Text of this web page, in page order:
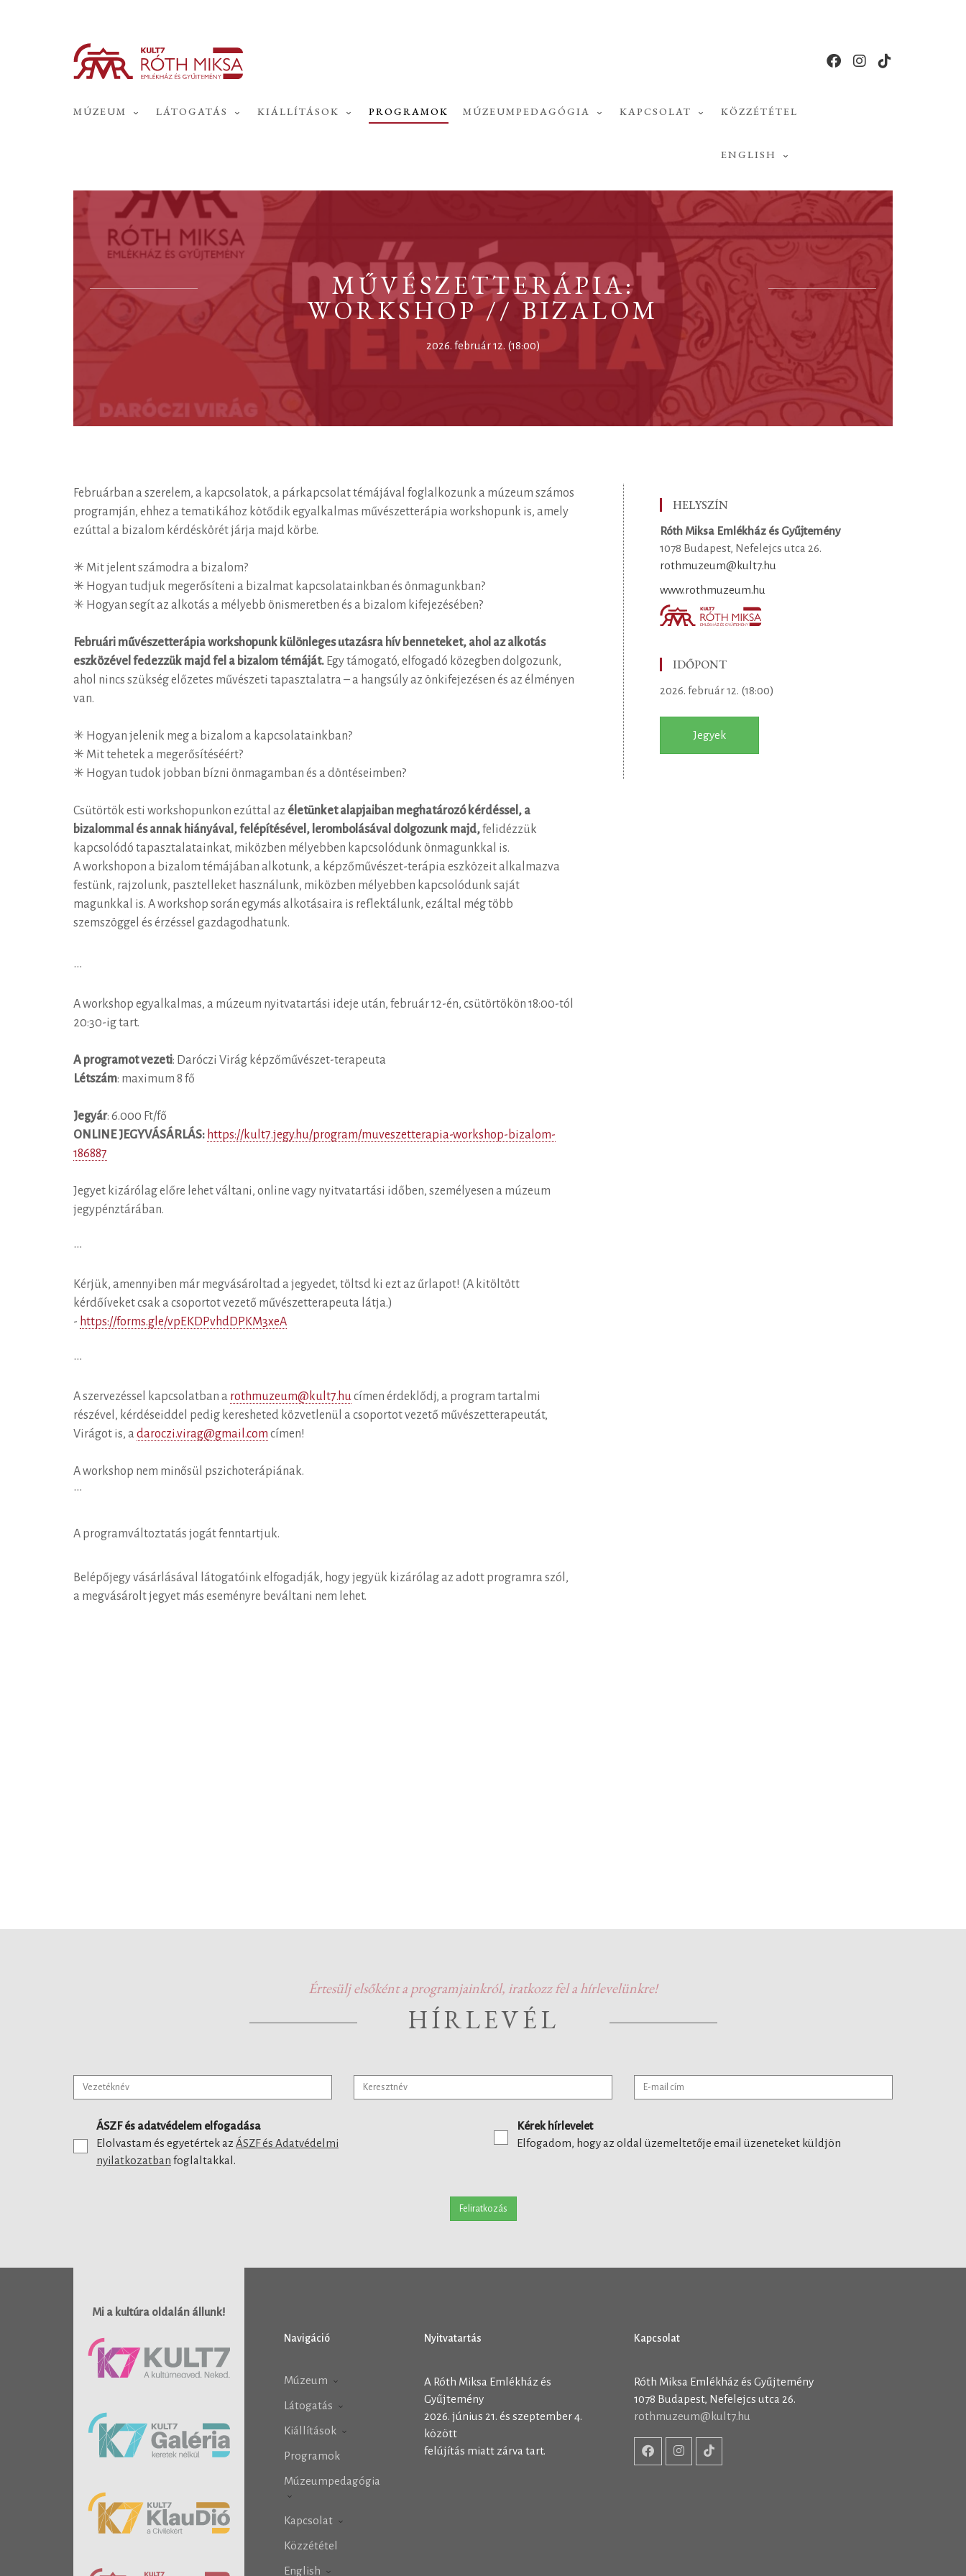
MÚZEUM LÁTOGATÁS KIÁLLÍTÁSOK PROGRAMOK MÚZEUMPEDAGÓGIA KAPCSOLAT KÖZZÉTÉTEL
ENGLISH
MŰVÉSZETTERÁPIA:
WORKSHOP // BIZALOM
2026. február 12. (18:00)
Februárban a szerelem, a kapcsolatok, a párkapcsolat témájával foglalkozunk a múzeum számos
programján, ehhez a tematikához kötődik egyalkalmas művészetterápia workshopunk is, amely
ezúttal a bizalom kérdéskörét járja majd körbe.
✳︎ Mit jelent számodra a bizalom?
✳︎ Hogyan tudjuk megerősíteni a bizalmat kapcsolatainkban és önmagunkban?
✳︎ Hogyan segít az alkotás a mélyebb önismeretben és a bizalom kifejezésében?
Februári művészetterápia workshopunk különleges utazásra hív benneteket, ahol az alkotás
eszközével fedezzük majd fel a bizalom témáját. Egy támogató, elfogadó közegben dolgozunk,
ahol nincs szükség előzetes művészeti tapasztalatra – a hangsúly az önkifejezésen és az élményen
van.
✳︎ Hogyan jelenik meg a bizalom a kapcsolatainkban?
✳︎ Mit tehetek a megerősítéséért?
✳︎ Hogyan tudok jobban bízni önmagamban és a döntéseimben?
Csütörtök esti workshopunkon ezúttal az életünket alapjaiban meghatározó kérdéssel, a
bizalommal és annak hiányával, felépítésével, lerombolásával dolgozunk majd,felidézzük
kapcsolódó tapasztalatainkat, miközben mélyebben kapcsolódunk önmagunkkal is.
A workshopon a bizalom témájában alkotunk, a képzőművészet-terápia eszközeit alkalmazva
festünk, rajzolunk, pasztelleket használunk, miközben mélyebben kapcsolódunk saját
magunkkal is. A workshop során egymás alkotásaira is reflektálunk, ezáltal még több
szemszöggel és érzéssel gazdagodhatunk.
•••
A workshop egyalkalmas, a múzeum nyitvatartási ideje után, február 12-én, csütörtökön 18:00-tól
20:30-ig tart.
A programot vezeti: Daróczi Virág képzőművészet-terapeuta
Létszám: maximum 8 fő
Jegyár: 6.000 Ft/fő
ONLINE JEGYVÁSÁRLÁS: https://kult7.jegy.hu/program/muveszetterapia-workshop-bizalom-
186887
Jegyet kizárólag előre lehet váltani, online vagy nyitvatartási időben, személyesen a múzeum
jegypénztárában.
•••
Kérjük, amennyiben már megvásároltad a jegyedet, töltsd ki ezt az űrlapot! (A kitöltött
kérdőíveket csak a csoportot vezető művészetterapeuta látja.)
- https://forms.gle/vpEKDPvhdDPKM3xeA
•••
A szervezéssel kapcsolatban a rothmuzeum@kult7.hucímen érdeklődj, a program tartalmi
részével, kérdéseiddel pedig keresheted közvetlenül a csoportot vezető művészetterapeutát,
Virágot is, a daroczi.virag@gmail.com címen!
A workshop nem minősül pszichoterápiának.
•••
A programváltoztatás jogát fenntartjuk.
Belépőjegy vásárlásával látogatóink elfogadják, hogy jegyük kizárólag az adott programra szól,
a megvásárolt jegyet más eseményre beváltani nem lehet.
HELYSZÍN
Róth Miksa Emlékház és Gyűjtemény
1078 Budapest, Nefelejcs utca 26.
rothmuzeum@kult7.hu
www.rothmuzeum.hu
IDŐPONT
2026. február 12. (18:00)
Jegyek
Értesülj elsőként a programjainkról, iratkozz fel a hírlevelünkre!
HÍRLEVÉL
ÁSZF és adatvédelem elfogadása
Elolvastam és egyetértek az ÁSZF és Adatvédelmi
nyilatkozatban foglaltakkal.
Kérek hírlevelet
Elfogadom, hogy az oldal üzemeltetője email üzeneteket küldjön
Feliratkozás
Mi a kultúra oldalán állunk!
Navigáció
Múzeum
Látogatás
Kiállítások
Programok
Múzeumpedagógia
Kapcsolat
Közzététel
English
Nyitvatartás
A Róth Miksa Emlékház és
Gyűjtemény
2026. június 21. és szeptember 4.
között
felújítás miatt zárva tart.
Kapcsolat
Róth Miksa Emlékház és Gyűjtemény
1078 Budapest, Nefelejcs utca 26.
rothmuzeum@kult7.hu